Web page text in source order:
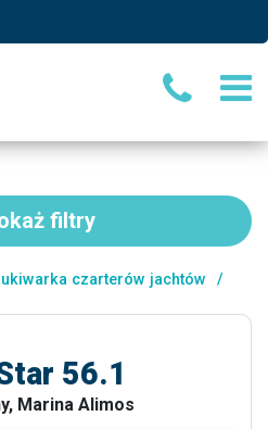
filtry
czarterów jachtów
/
56.1
Marina Alimos